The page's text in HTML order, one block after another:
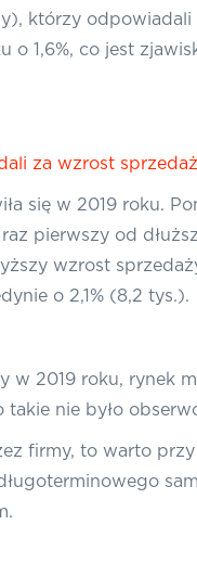
którzy
o 1,6%, co jest
za wzrost
się w 2019 roku.
pierwszy od
wzrost
o 2,1% (8,2 tys.).
w 2019 roku, rynek
nie było
firmy, to warto